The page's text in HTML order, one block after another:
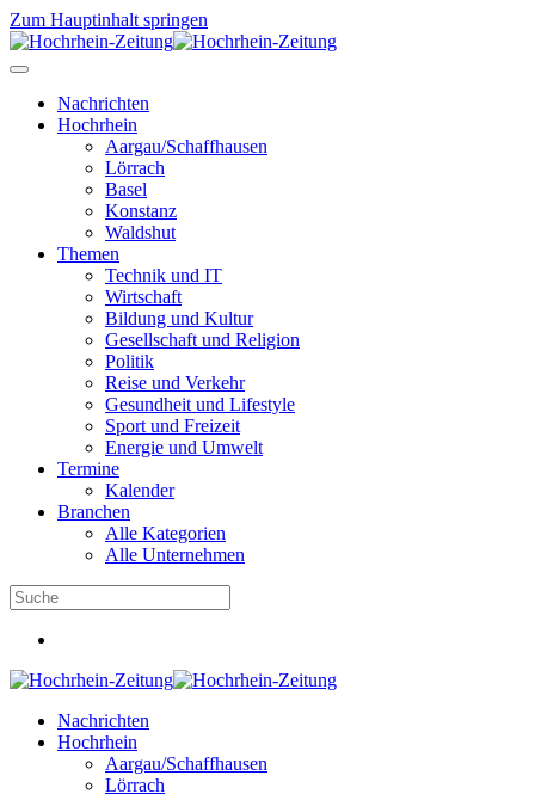
Zum Hauptinhalt springen
Nachrichten
Hochrhein
Aargau/Schaffhausen
Lörrach
Basel
Konstanz
Waldshut
Themen
Technik und IT
Wirtschaft
Bildung und Kultur
Gesellschaft und Religion
Politik
Reise und Verkehr
Gesundheit und Lifestyle
Sport und Freizeit
Energie und Umwelt
Termine
Kalender
Branchen
Alle Kategorien
Alle Unternehmen
Nachrichten
Hochrhein
Aargau/Schaffhausen
Lörrach